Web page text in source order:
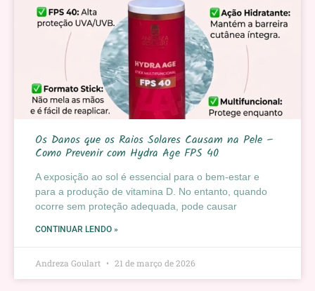
Os Danos que os Raios Solares Causam na Pele –
Como Prevenir com Hydra Age FPS 40
A exposição ao sol é essencial para o bem-estar e
para a produção de vitamina D. No entanto, quando
ocorre sem proteção adequada, pode causar
CONTINUAR LENDO »
Andreza Goulart 21 de março de 2026